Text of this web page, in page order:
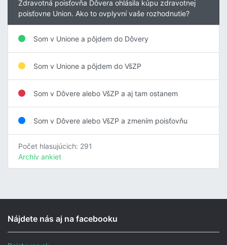
Zdravotná poisťovňa Dôvera ohlásila kúpu zdravotnej
poisťovne Union. Ako to ovplyvní vaše rozhodnutie?
Som v Unione a pôjdem do Dôvery
Som v Unione a pôjdem do VšZP
Som v Dôvere alebo VšZP a aj tam ostanem
Som v Dôvere alebo VšZP a zmením poisťovňu
Počet hlasujúcich: 291
Archív ankiet
Nájdete nás aj na facebooku